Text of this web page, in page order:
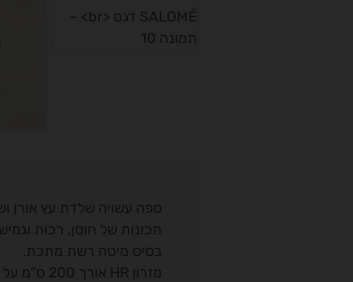
ספה עשויה שלדת עץ אורן
תכונות של חוסן, רכות
בסיס מיטה רשת מתכת.
מזרון HR אורך 200 ס”מ על עובי 14 ס”מ.